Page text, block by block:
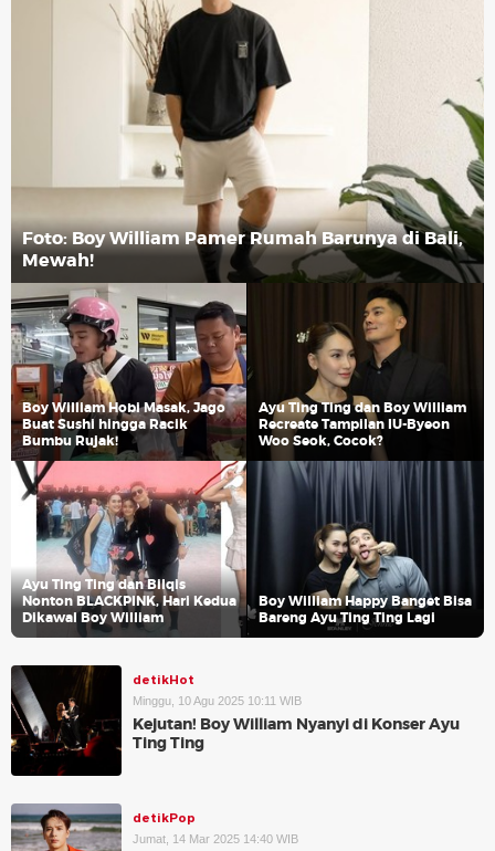
Foto: Boy William Pamer Rumah Barunya di Bali,
Mewah!
Boy William Hobi Masak, Jago
Buat Sushi hingga Racik
Bumbu Rujak!
Ayu Ting Ting dan Boy William
Recreate Tampilan IU-Byeon
Woo Seok, Cocok?
Ayu Ting Ting dan Bilqis
Nonton BLACKPINK, Hari Kedua
Dikawal Boy William
Boy William Happy Banget Bisa
Bareng Ayu Ting Ting Lagi
detikHot
Minggu, 10 Agu 2025 10:11 WIB
Kejutan! Boy William Nyanyi di Konser Ayu
Ting Ting
detikPop
Jumat, 14 Mar 2025 14:40 WIB